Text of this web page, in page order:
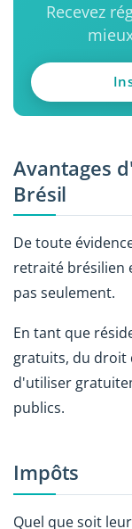
Recevez
Avantages
Brésil
De toute
retraité brésilien
pas seulement.
En tant que
gratuits, du droit
d'utiliser
publics.
Impôts
Quel que soit